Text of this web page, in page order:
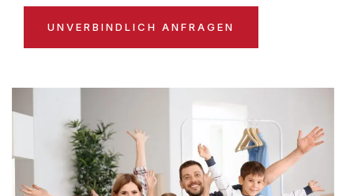
UNVERBINDLICH ANFRAGEN